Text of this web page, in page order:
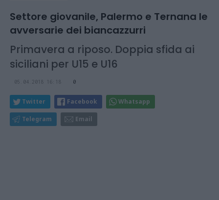
Settore giovanile, Palermo e Ternana le
avversarie dei biancazzurri
Primavera a riposo. Doppia sfida ai
siciliani per U15 e U16
05.04.2018 16:18 0
Twitter Facebook Whatsapp
Telegram Email